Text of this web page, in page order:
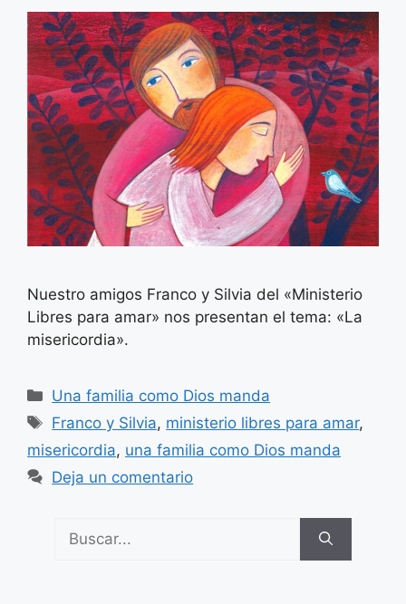
Nuestro amigos Franco y Silvia del «Ministerio
Libres para amar» nos presentan el tema: «La
misericordia».
Categorías
Una familia como Dios manda
Etiquetas
Franco y Silvia, ministerio libres para amar,
misericordia, una familia como Dios manda
Deja un comentario